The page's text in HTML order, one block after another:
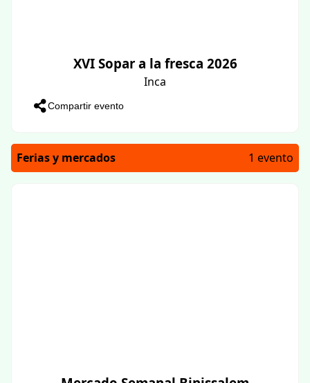
XVI Sopar a la fresca 2026
Inca
Compartir evento
Ferias y mercados 1 evento